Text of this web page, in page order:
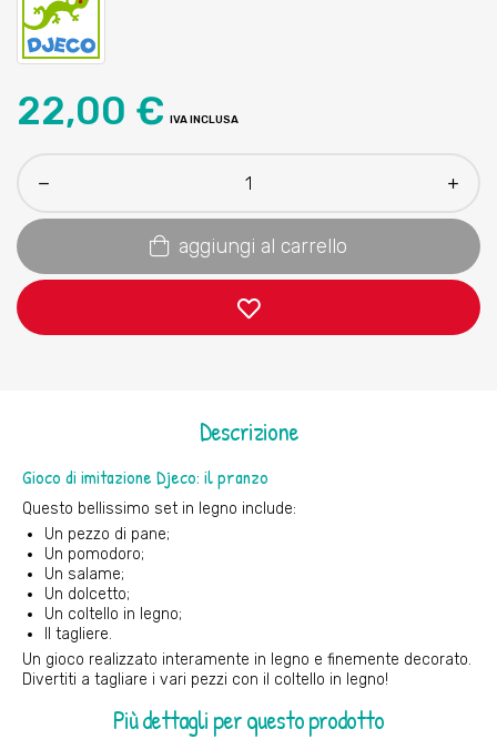
22,00 € IVA INCLUSA
aggiungi al carrello
Descrizione
Gioco di imitazione Djeco: il pranzo
Questo bellissimo set in legno include:
Un pezzo di pane;
Un pomodoro;
Un salame;
Un dolcetto;
Un coltello in legno;
Il tagliere.
Un gioco realizzato interamente in legno e finemente decorato.
Divertiti a tagliare i vari pezzi con il coltello in legno!
Più dettagli per questo prodotto